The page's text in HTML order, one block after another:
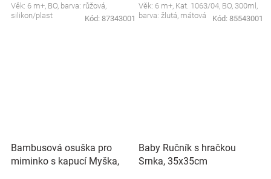
Věk: 6 m+, BO, barva: růžová,
silikon/plast
Kód: 87343001
Věk: 6 m+, Kat. 1063/04, BO, 300ml,
barva: žlutá, mátová
Kód: 85543001
Bambusová osuška pro
miminko s kapucí Myška,
Baby Ručník s hračkou
Srnka, 35x35cm